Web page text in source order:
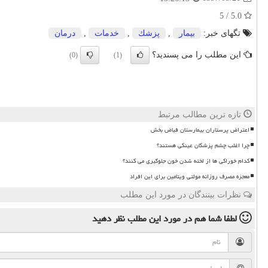
تگهای خبر:
بیمار پزشك خدمات درمان
این مطلب را می پسندید؟ (1)
(0)
تازه ترین مطالب مرتبط
اعتراض پرستاران بیمارستان فیاض بخش
چرا اغلب چشم پزشکان عینکی هستند؟
کدام خوراکی ها از لخته شدن خون جلوگیری می کنند؟
معجزه مصرف روزانه مولتی ویتامین برای این افراد
نظرات بینندگان در مورد این مطلب
لطفا شما همدر مورد این مطلبنظر دهید